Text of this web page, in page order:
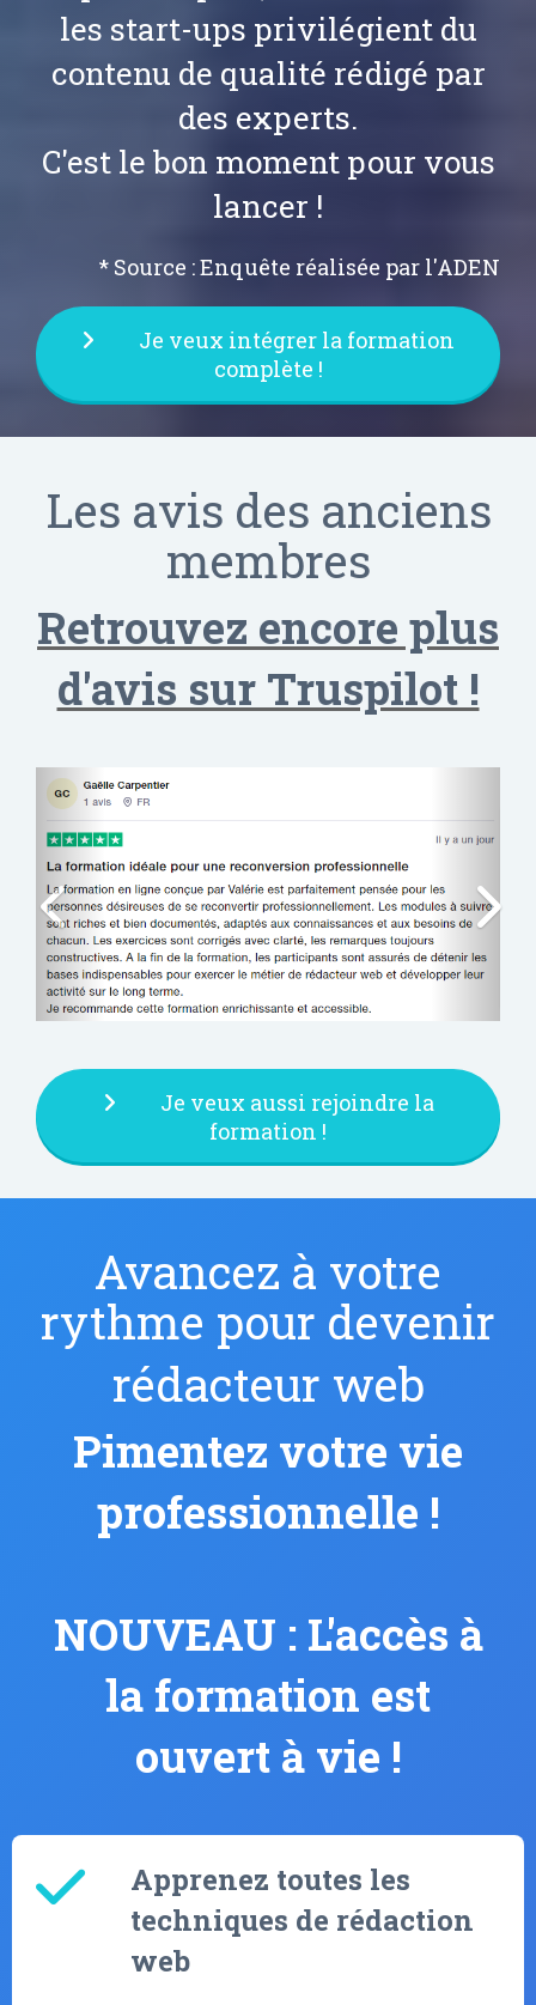
les start-ups privilégient du
contenu de qualité rédigé par
des experts.
C'est le bon moment pour vous
lancer !
* Source : Enquête réalisée par l'ADEN
Je veux intégrer la formation
complète !
Les avis des anciens
membres
Retrouvez encore plus
d'avis sur Truspilot !
Précédent
Je veux aussi rejoindre la
formation !
Avancez à votre
rythme pour devenir
rédacteur web
Pimentez votre vie
professionnelle !
NOUVEAU : L'accès à
la formation est
ouvert à vie !
Apprenez toutes les
techniques de rédaction
web